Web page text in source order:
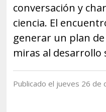
Estudiantes
Académicos
conversación y
ciencia. El
generar un plan
miras al desarrollo
Publicado el jueves 26 de